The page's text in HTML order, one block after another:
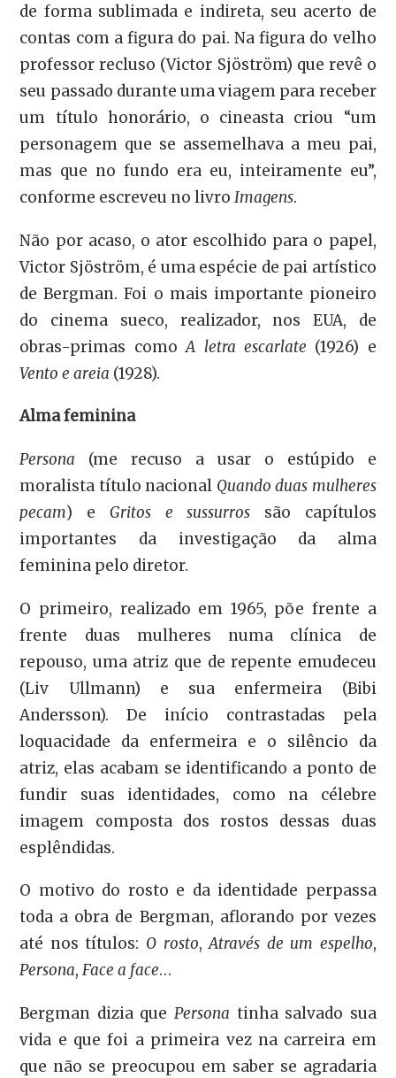
de forma sublimada e indireta, seu acerto de
contas com a figura do pai. Na figura do velho
professor recluso (Victor Sjöström) que revê o
seu passado durante uma viagem para receber
um título honorário, o cineasta criou “um
personagem que se assemelhava a meu pai,
mas que no fundo era eu, inteiramente eu”,
conforme escreveu no livroImagens.
Não por acaso, o ator escolhido para o papel,
Victor Sjöström, é uma espécie de pai artístico
de Bergman. Foi o mais importante pioneiro
do cinema sueco, realizador, nos EUA, de
obras-primas comoA letra escarlate (1926) e
Vento e areia (1928).
Alma feminina
Persona (me recuso a usar o estúpido e
moralista título nacional Quando duas mulheres
pecam) e Gritos e sussurros são capítulos
importantes da investigação da alma
feminina pelo diretor.
O primeiro, realizado em 1965, põe frente a
frente duas mulheres numa clínica de
repouso, uma atriz que de repente emudeceu
(Liv Ullmann) e sua enfermeira (Bibi
Andersson). De início contrastadas pela
loquacidade da enfermeira e o silêncio da
atriz, elas acabam se identificando a ponto de
fundir suas identidades, como na célebre
imagem composta dos rostos dessas duas
esplêndidas.
O motivo do rosto e da identidade perpassa
toda a obra de Bergman, aflorando por vezes
até nos títulos: O rosto,Através de um espelho,
Persona,Face a face…
Bergman dizia que Persona tinha salvado sua
vida e que foi a primeira vez na carreira em
que não se preocupou em saber se agradaria